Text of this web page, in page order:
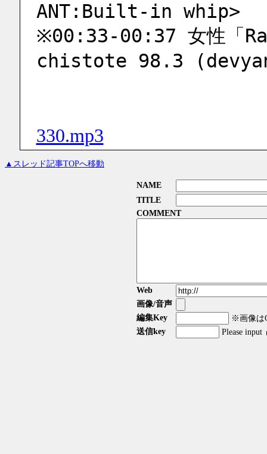
ANT:Built-in whip>
※00:33-00:37 女性「
chistote 98.3
330.mp3
▲スレッド記事TOPへ移動
NAME
TITLE
COMMENT
Web
画像/音声
編集Key
※画像は
送信key
Please input